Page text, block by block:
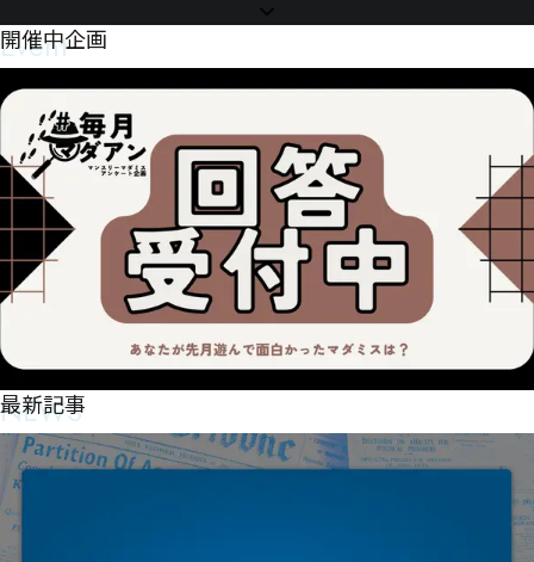
GameMaster Guide』、通称『MMGMG』を頒布中です。
https://mochaxana.booth.pm/items/1958288
Event
開催中企画
NEWS
最新記事